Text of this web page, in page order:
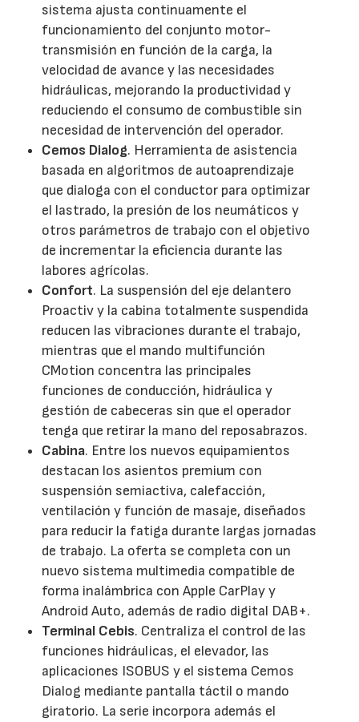
sistema ajusta continuamente el
funcionamiento del conjunto motor-
transmisión en función de la carga, la
velocidad de avance y las necesidades
hidráulicas, mejorando la productividad y
reduciendo el consumo de combustible sin
necesidad de intervención del operador.
Cemos Dialog. Herramienta de asistencia
basada en algoritmos de autoaprendizaje
que dialoga con el conductor para optimizar
el lastrado, la presión de los neumáticos y
otros parámetros de trabajo con el objetivo
de incrementar la eficiencia durante las
labores agrícolas.
Confort. La suspensión del eje delantero
Proactiv y la cabina totalmente suspendida
reducen las vibraciones durante el trabajo,
mientras que el mando multifunción
CMotion concentra las principales
funciones de conducción, hidráulica y
gestión de cabeceras sin que el operador
tenga que retirar la mano del reposabrazos.
Cabina. Entre los nuevos equipamientos
destacan los asientos premium con
suspensión semiactiva, calefacción,
ventilación y función de masaje, diseñados
para reducir la fatiga durante largas jornadas
de trabajo. La oferta se completa con un
nuevo sistema multimedia compatible de
forma inalámbrica con Apple CarPlay y
Android Auto, además de radio digital DAB+.
Terminal Cebis. Centraliza el control de las
funciones hidráulicas, el elevador, las
aplicaciones ISOBUS y el sistema Cemos
Dialog mediante pantalla táctil o mando
giratorio. La serie incorpora además el